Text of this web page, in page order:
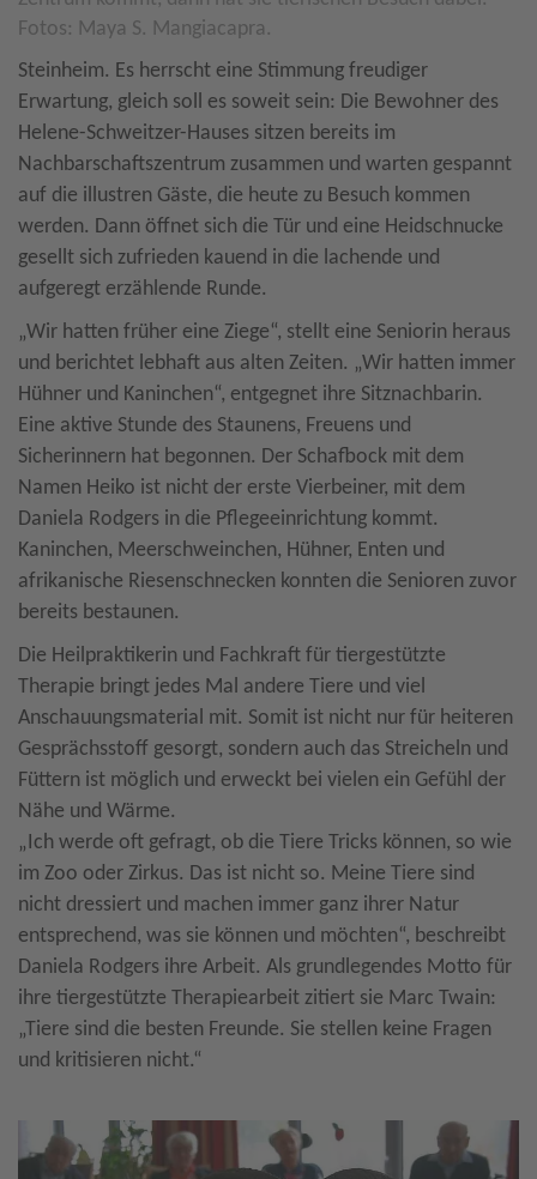
Fotos: Maya S. Mangiacapra.
Steinheim. Es herrscht eine Stimmung freudiger
Erwartung, gleich soll es soweit sein: Die Bewohner des
Helene-Schweitzer-Hauses sitzen bereits im
Nachbarschaftszentrum zusammen und warten gespannt
auf die illustren Gäste, die heute zu Besuch kommen
werden. Dann öffnet sich die Tür und eine Heidschnucke
gesellt sich zufrieden kauend in die lachende und
aufgeregt erzählende Runde.
„Wir hatten früher eine Ziege“, stellt eine Seniorin heraus
und berichtet lebhaft aus alten Zeiten. „Wir hatten immer
Hühner und Kaninchen“, entgegnet ihre Sitznachbarin.
Eine aktive Stunde des Staunens, Freuens und
Sicherinnern hat begonnen. Der Schafbock mit dem
Namen Heiko ist nicht der erste Vierbeiner, mit dem
Daniela Rodgers in die Pflegeeinrichtung kommt.
Kaninchen, Meerschweinchen, Hühner, Enten und
afrikanische Riesenschnecken konnten die Senioren zuvor
bereits bestaunen.
Die Heilpraktikerin und Fachkraft für tiergestützte
Therapie bringt jedes Mal andere Tiere und viel
Anschauungsmaterial mit. Somit ist nicht nur für heiteren
Gesprächsstoff gesorgt, sondern auch das Streicheln und
Füttern ist möglich und erweckt bei vielen ein Gefühl der
Nähe und Wärme.
„Ich werde oft gefragt, ob die Tiere Tricks können, so wie
im Zoo oder Zirkus. Das ist nicht so. Meine Tiere sind
nicht dressiert und machen immer ganz ihrer Natur
entsprechend, was sie können und möchten“, beschreibt
Daniela Rodgers ihre Arbeit. Als grundlegendes Motto für
ihre tiergestützte Therapiearbeit zitiert sie Marc Twain:
„Tiere sind die besten Freunde. Sie stellen keine Fragen
und kritisieren nicht.“